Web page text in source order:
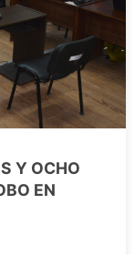
Y OCHO
EN